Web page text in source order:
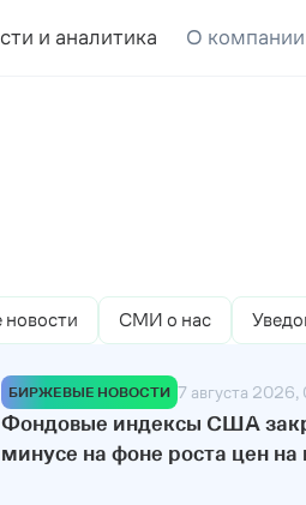
и аналитика О компании
СМИ о нас
БИРЖЕВЫЕ НОВОСТИ 7 августа 2026,
Фондовые индексы США
минусе на фоне роста цен на